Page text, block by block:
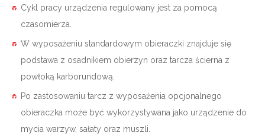
Cykl pracy urządzenia regulowany jest za pomocą
czasomierza.
W wyposażeniu standardowym obieraczki znajduje się
podstawa z osadnikiem obierzyn oraz tarcza ścierna z
powłoką karborundową.
Po zastosowaniu tarcz z wyposażenia opcjonalnego
obieraczka może być wykorzystywana jako urządzenie do
mycia warzyw, sałaty oraz muszli.